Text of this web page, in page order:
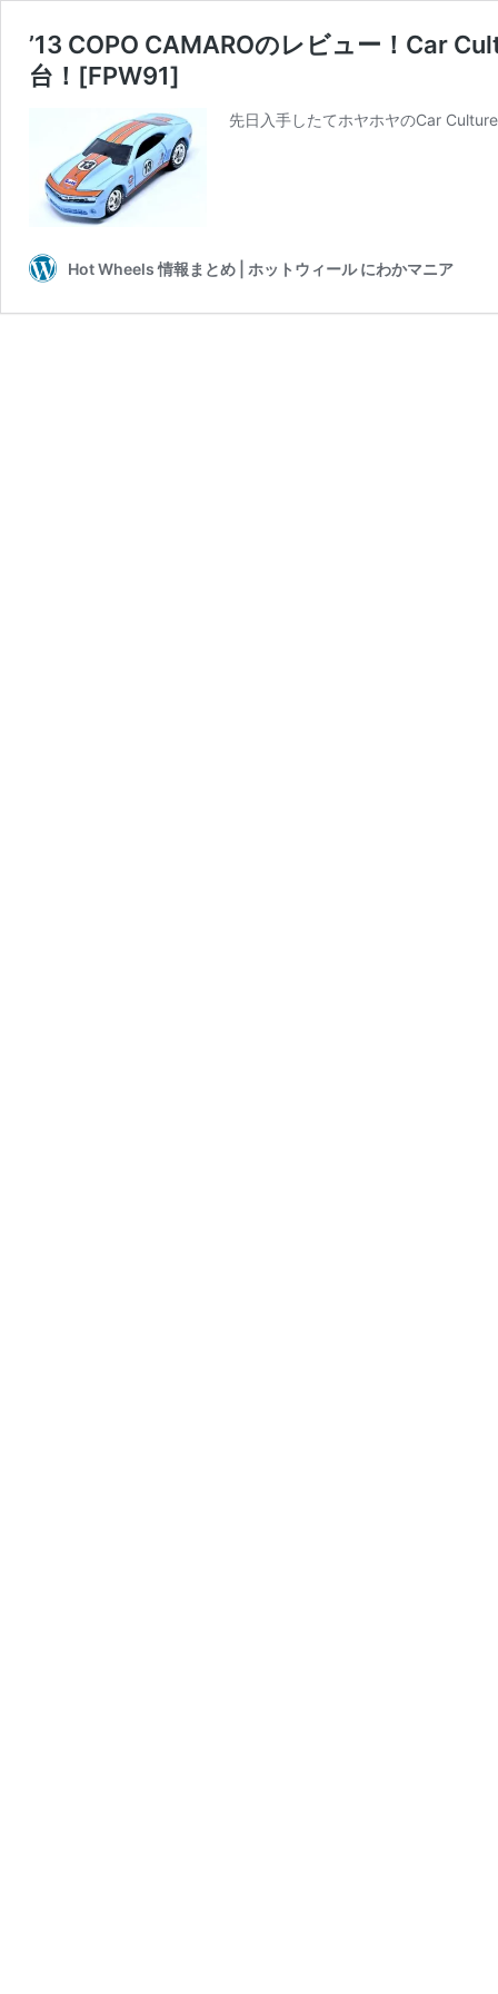
’13 COPO CAMAROのレビュー！Car
台！[FPW91]
先日入手したてホヤホヤのCar
Hot Wheels 情報まとめ | ホットウィール にわかマニア